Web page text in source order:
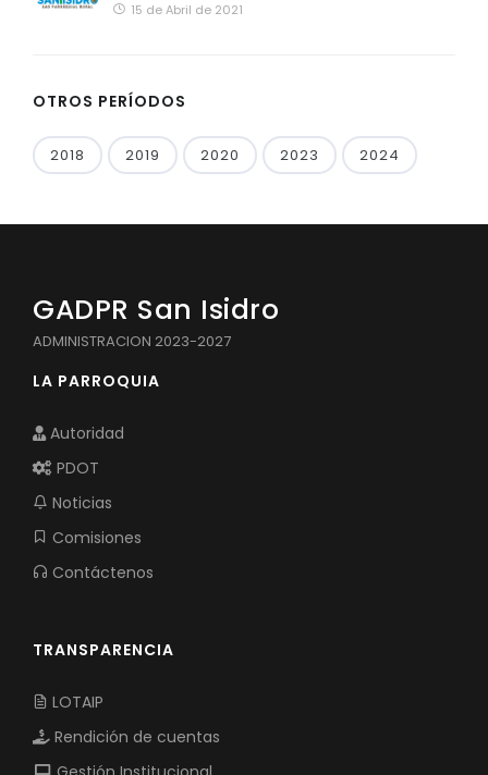
15 de Abril de 2021
OTROS PERÍODOS
2018 2019 2020 2023 2024
GADPR San Isidro
ADMINISTRACION 2023-2027
LA PARROQUIA
Autoridad
PDOT
Noticias
Comisiones
Contáctenos
TRANSPARENCIA
LOTAIP
Rendición de cuentas